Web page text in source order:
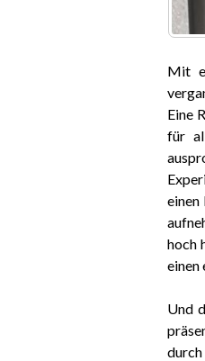
Mit
Eine
für
einen
hoch
einen
Und